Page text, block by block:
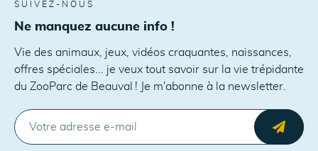
SUIVEZ-NOUS
Ne manquez aucune info !
Vie des animaux, jeux, vidéos craquantes, naissances,
offres spéciales... je veux tout savoir sur la vie trépidante
du ZooParc de Beauval ! Je m'abonne à la newsletter.